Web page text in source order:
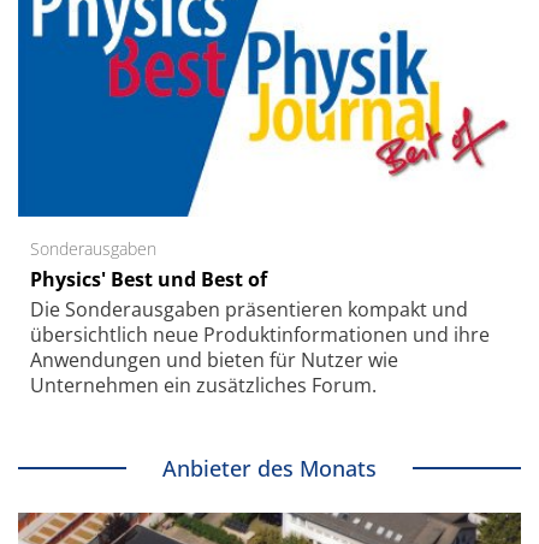
Sonderausgaben
Physics' Best und Best of
Die Sonder­ausgaben präsentieren kompakt und
übersichtlich neue Produkt­informationen und ihre
Anwendungen und bieten für Nutzer wie
Unternehmen ein zusätzliches Forum.
Anbieter des Monats